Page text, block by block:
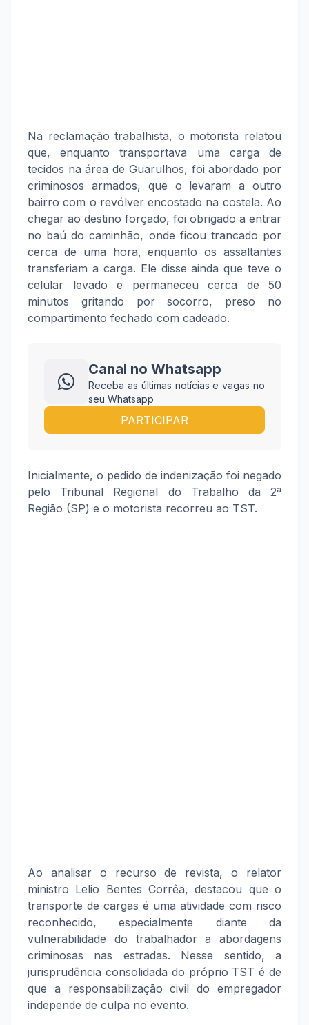
Na reclamação trabalhista, o motorista relatou
que, enquanto transportava uma carga de
tecidos na área de Guarulhos, foi abordado por
criminosos armados, que o levaram a outro
bairro com o revólver encostado na costela. Ao
chegar ao destino forçado, foi obrigado a entrar
no baú do caminhão, onde ficou trancado por
cerca de uma hora, enquanto os assaltantes
transferiam a carga. Ele disse ainda que teve o
celular levado e permaneceu cerca de 50
minutos gritando por socorro, preso no
compartimento fechado com cadeado.
Canal no Whatsapp
Receba as últimas notícias e vagas no
seu Whatsapp
PARTICIPAR
Inicialmente, o pedido de indenização foi negado
pelo Tribunal Regional do Trabalho da 2ª
Região (SP) e o motorista recorreu ao TST.
Ao analisar o recurso de revista, o relator
ministro Lelio Bentes Corrêa, destacou que o
transporte de cargas é uma atividade com risco
reconhecido, especialmente diante da
vulnerabilidade do trabalhador a abordagens
criminosas nas estradas. Nesse sentido, a
jurisprudência consolidada do próprio TST é de
que a responsabilização civil do empregador
independe de culpa no evento.